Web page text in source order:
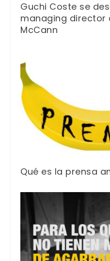
Guchi Coste se
managing director
McCann
Qué es la prensa